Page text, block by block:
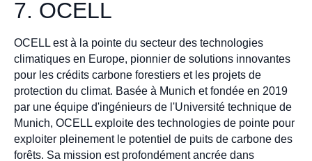
7. OCELL
OCELL est à la pointe du secteur des technologies
climatiques en Europe, pionnier de solutions innovantes
pour les crédits carbone forestiers et les projets de
protection du climat. Basée à Munich et fondée en 2019
par une équipe d'ingénieurs de l'Université technique de
Munich, OCELL exploite des technologies de pointe pour
exploiter pleinement le potentiel de puits de carbone des
forêts. Sa mission est profondément ancrée dans